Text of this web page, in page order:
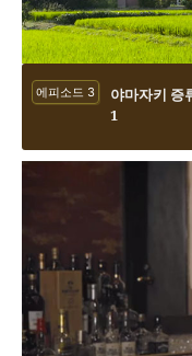
에피소드 3
야마자키 증
1